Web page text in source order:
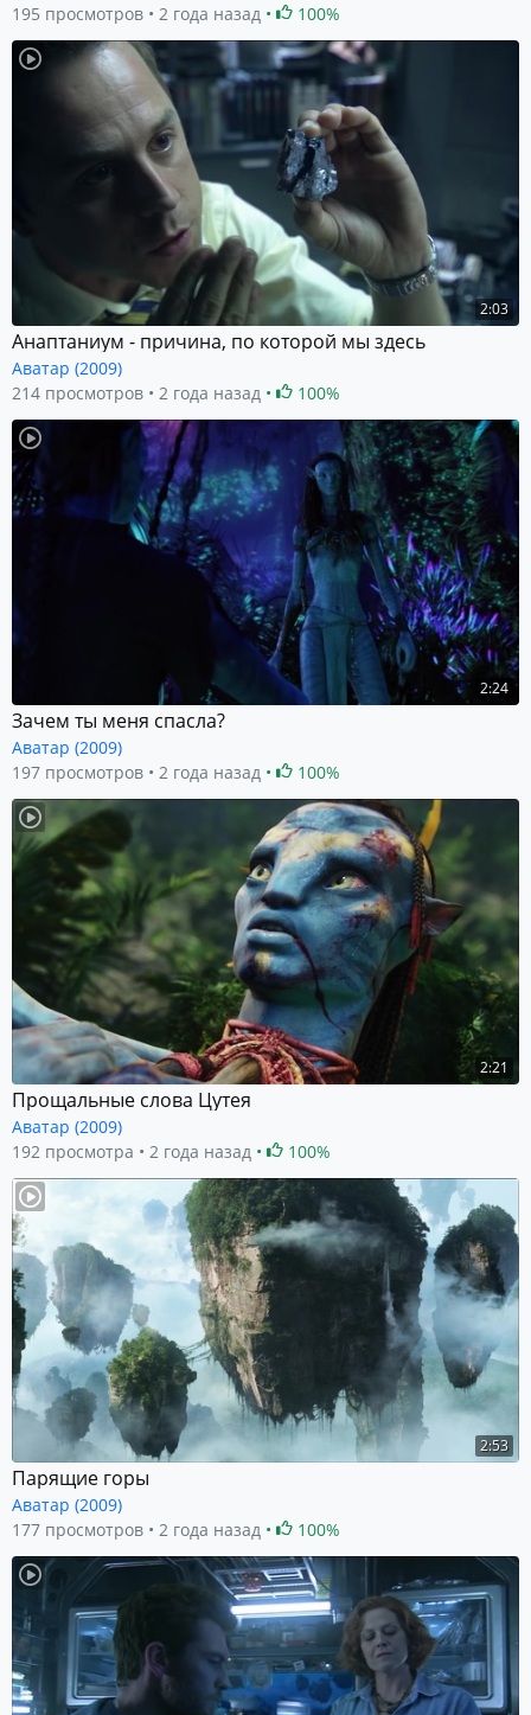
195 просмотров
2 года назад 100%
2:03
Анаптаниум - причина, по которой мы здесь
Аватар (2009)
214 просмотров
2 года назад 100%
2:24
Зачем ты меня спасла?
Аватар (2009)
197 просмотров
2 года назад 100%
2:21
Прощальные слова Цутея
Аватар (2009)
192 просмотра
2 года назад 100%
2:53
Парящие горы
Аватар (2009)
177 просмотров
2 года назад 100%